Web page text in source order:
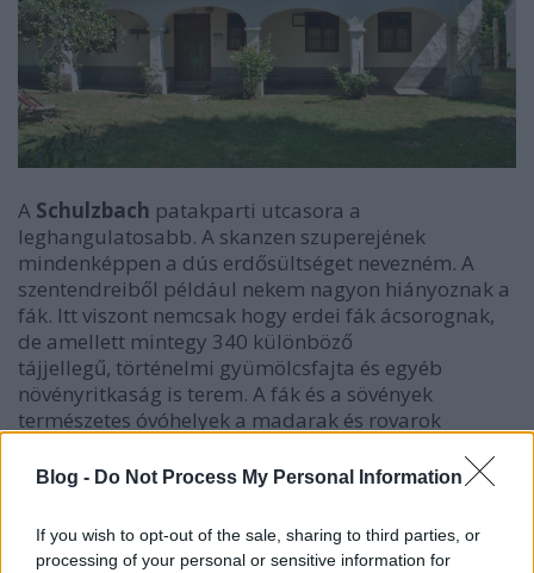
Blog - Do Not Process My Personal Information
If you wish to opt-out of the sale, sharing to third parties, or
processing of your personal or sensitive information for
A Schulzbach patakparti utcasora a
leghangulatosabb. A skanzen szuperejének
mindenképpen a dús erdősültséget nevezném. A
szentendreiből például nekem nagyon hiányoznak a
fák. Itt viszont nemcsak hogy erdei fák ácsorognak,
de amellett mintegy 340 különböző
tájjellegű, történelmi gyümölcsfajta és egyéb
növényritkaság is terem. A fák és a sövények
természetes óvóhelyek a madarak és rovarok